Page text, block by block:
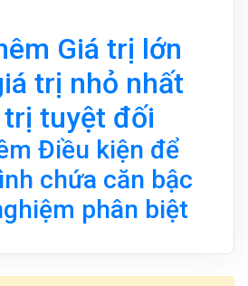
Giá trị lớn
trị nhỏ nhất
tuyệt đối
Điều kiện để
chứa căn bậc
phân biệt